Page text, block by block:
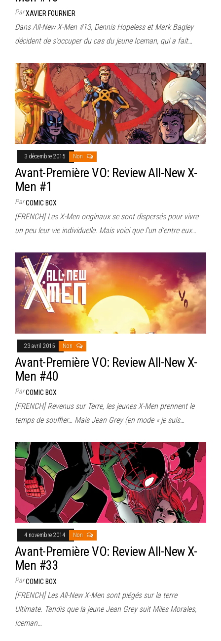
ParXAVIER FOURNIER
Dans All-New X-Men #13, Dennis Hopeless et Mark Bagley
décident de s’occuper du cas du jeune Iceman, qui a fait…
3 décembre 2015 Non
Avant-Première VO: Review All-New X-
Men #1
ParCOMIC BOX
[FRENCH] Les X-Men originaux se sont dispersés pour vivre
un peu leur vie individuelle. Mais voici que l’un d’entre eux…
23 avril 2015 Non
Avant-Première VO: Review All-New X-
Men #40
ParCOMIC BOX
[FRENCH] Revenus sur Terre, les jeunes X-Men prennent le
temps de souffler… Mais Jean Grey (en mode « je suis…
4 novembre 2014 Non
Avant-Première VO: Review All-New X-
Men #33
ParCOMIC BOX
[FRENCH] Les All-New X-Men sont piégés sur la terre
Ultimate. Tandis que la jeune Jean Grey suit Miles Morales,
Iceman…